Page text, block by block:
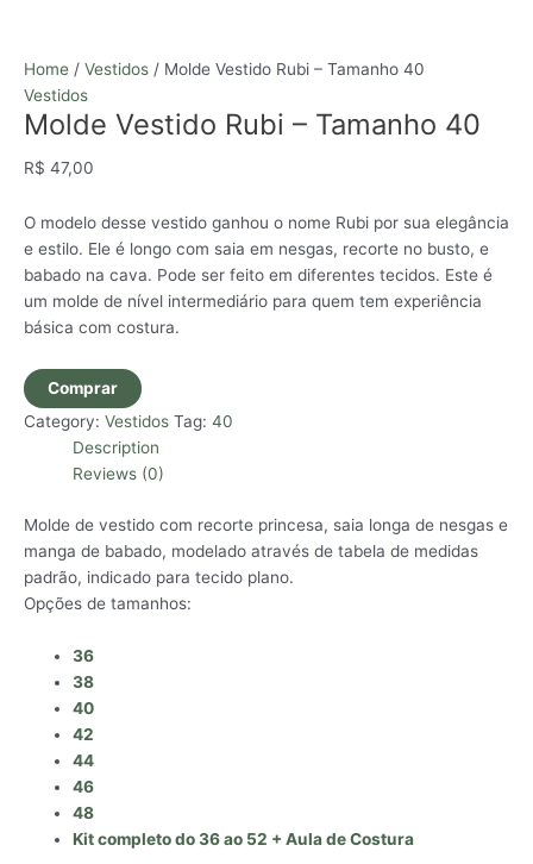
Home / Vestidos / Molde Vestido Rubi – Tamanho 40
Vestidos
Molde Vestido Rubi – Tamanho 40
R$ 47,00
O modelo desse vestido ganhou o nome Rubi por sua elegância
e estilo. Ele é longo com saia em nesgas, recorte no busto, e
babado na cava. Pode ser feito em diferentes tecidos. Este é
um molde de nível intermediário para quem tem experiência
básica com costura.
Comprar
Category: Vestidos Tag: 40
Description
Reviews (0)
Molde de vestido com recorte princesa, saia longa de nesgas e
manga de babado, modelado através de tabela de medidas
padrão, indicado para tecido plano.
Opções de tamanhos:
36
38
40
42
44
46
48
Kit completo do 36 ao 52 + Aula de Costura